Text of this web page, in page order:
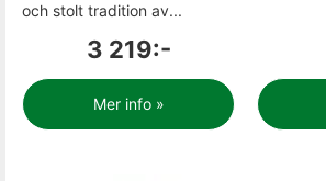
och stolt tradition av...
3 219:-
Mer info »